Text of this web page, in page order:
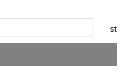
st